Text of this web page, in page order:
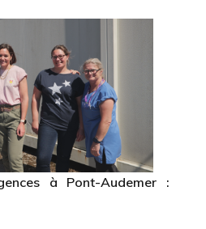
à Pont-Audemer :